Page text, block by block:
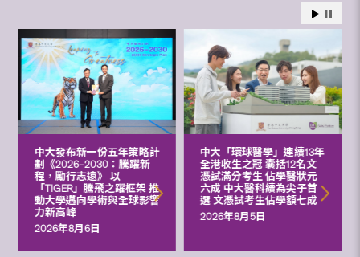
中大發布新一份五年策略計
劃《2026‒2030：騰躍新
程，勵行志遠》 以
「TIGER」騰飛之躍框架 推
動大學邁向學術與全球影響
力新高峰
2026年8月6日
中大「環球醫學」連續13年
全港收生之冠 囊括12名文
憑試滿分考生 佔學醫狀元
六成 中大醫科續為尖子首
選 文憑試考生佔學額七成
2026年8月5日